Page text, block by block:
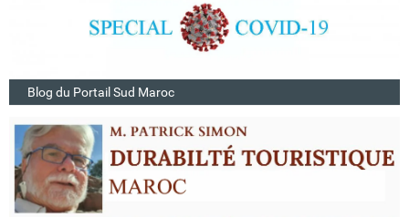
Blog du Portail Sud Maroc